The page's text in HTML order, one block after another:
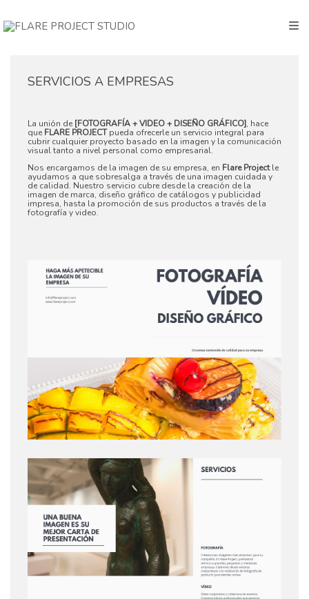
SERVICIOS A EMPRESAS
La unión de [FOTOGRAFÍA + VIDEO + DISEÑO GRÁFICO], hace
que FLARE PROJECTpueda ofrecerle un servicio integral para
cubrir cualquier proyecto basado en la imagen y la comunicación
visual tanto a nivel personal como empresarial.
Nos encargamos de la imagen de su empresa, en Flare Projectle
ayudamos a que sobresalga a través de una imagen cuidada y
de calidad. Nuestro servicio cubre desde la creación de la
imagen de marca, diseño gráfico de catálogos y publicidad
impresa, hasta la promoción de sus productos a través de la
fotografía y video.